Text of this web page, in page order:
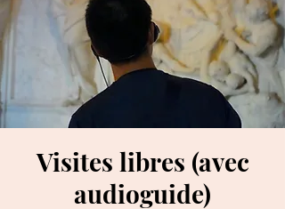
Visites libres (avec
audioguide)